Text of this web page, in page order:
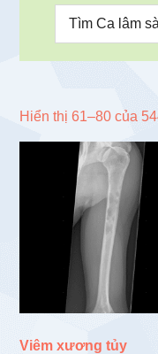
Hiển thị 61–80 của
Viêm xương tủy